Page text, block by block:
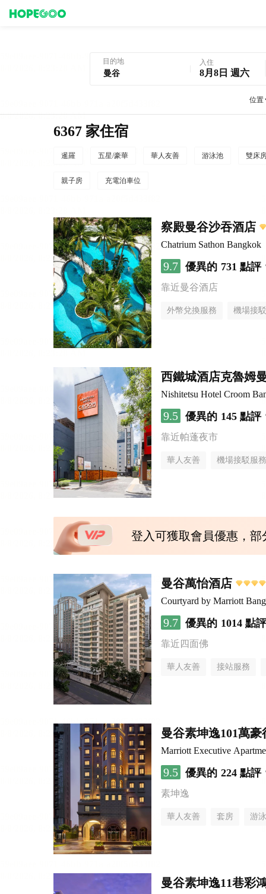
目的地 入住
8月8日 週六
位置
6367 家住宿
暹羅 五星/豪華 華人友善 游泳池 雙床
親子房 充電泊車位
察殿曼谷沙吞酒店
Chatrium Sathon Bangkok
9.7 優異的 731 點評
靠近曼谷酒店
外幣兌換服務 機場接
西鐵城酒店克魯姆
Nishitetsu Hotel Croom
9.5 優異的 145 點評
靠近帕蓬夜市
華人友善 機場接駁服務
登入可獲取會員優惠，
曼谷萬怡酒店
Courtyard by Marriott
9.7 優異的 1014 點評
靠近四面佛
華人友善 接站服務
曼谷素坤逸101萬
Marriott Executive
9.5 優異的 224 點評
素坤逸
華人友善 套房 游
曼谷素坤逸11巷彩